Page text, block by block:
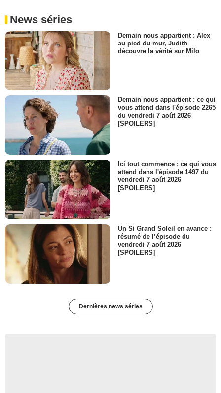
News séries
Demain nous appartient : Alex
au pied du mur, Judith
découvre la vérité sur Milo
Demain nous appartient : ce qui
vous attend dans l'épisode 2265
du vendredi 7 août 2026
[SPOILERS]
Ici tout commence : ce qui vous
attend dans l'épisode 1497 du
vendredi 7 août 2026
[SPOILERS]
Un Si Grand Soleil en avance :
résumé de l’épisode du
vendredi 7 août 2026
[SPOILERS]
Dernières news séries